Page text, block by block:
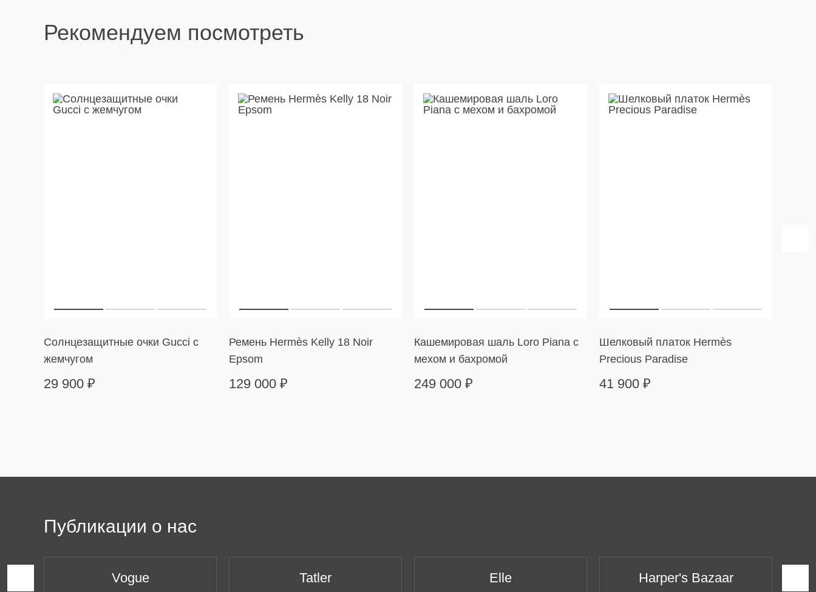
Рекомендуем посмотреть
Солнцезащитные очки Gucci с
жемчугом
29 900 ₽
Ремень Hermès Kelly 18 Noir
Epsom
129 000 ₽
Кашемировая шаль Loro Piana с
мехом и бахромой
249 000 ₽
Шелковый платок Hermès
Precious Paradise
41 900 ₽
Публикации о нас
Vogue Tatler Elle Harper's Bazaar